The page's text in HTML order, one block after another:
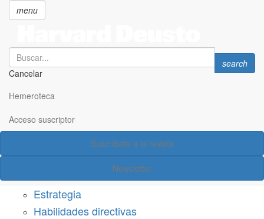
principal
menu
Search
Cancelar
Search
search
Hemeroteca
Acceso suscriptor
Suscríbete a la revista
Newsletter
Acceso suscriptor
Estrategia
Habilidades directivas